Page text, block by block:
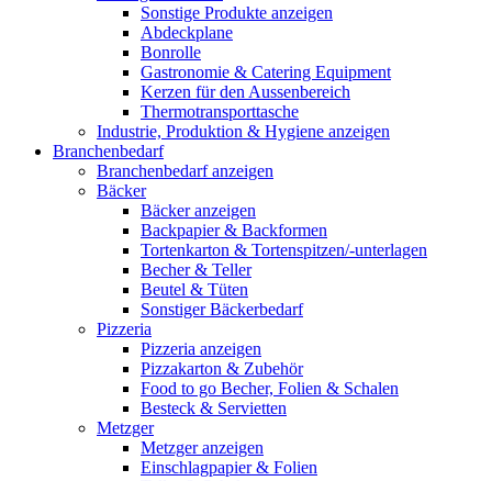
Sonstige Produkte anzeigen
Abdeckplane
Bonrolle
Gastronomie & Catering Equipment
Kerzen für den Aussenbereich
Thermotransporttasche
Industrie, Produktion & Hygiene anzeigen
Branchenbedarf
Branchenbedarf anzeigen
Bäcker
Bäcker anzeigen
Backpapier & Backformen
Tortenkarton & Tortenspitzen/-unterlagen
Becher & Teller
Beutel & Tüten
Sonstiger Bäckerbedarf
Pizzeria
Pizzeria anzeigen
Pizzakarton & Zubehör
Food to go Becher, Folien & Schalen
Besteck & Servietten
Metzger
Metzger anzeigen
Einschlagpapier & Folien